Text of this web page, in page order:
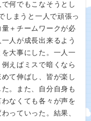
何でもこなそうとし
しまうと一人で頑張っ
＋チームワークが必
人が成長出来るよう
大事にした。一人一
えばミスで暗くなら
て伸ばし、皆が楽し
。また、自分自身も
なくても各々が声を
っていった。結果、